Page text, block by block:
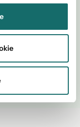
WYŚLIJ